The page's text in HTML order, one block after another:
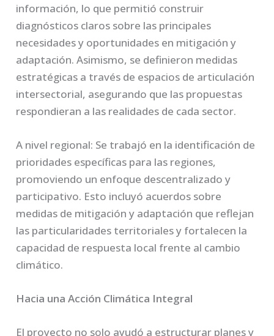
información, lo que permitió construir
diagnósticos claros sobre las principales
necesidades y oportunidades en mitigación y
adaptación. Asimismo, se definieron medidas
estratégicas a través de espacios de articulación
intersectorial, asegurando que las propuestas
respondieran a las realidades de cada sector.
A nivel regional: Se trabajó en la identificación de
prioridades específicas para las regiones,
promoviendo un enfoque descentralizado y
participativo. Esto incluyó acuerdos sobre
medidas de mitigación y adaptación que reflejan
las particularidades territoriales y fortalecen la
capacidad de respuesta local frente al cambio
climático.
Hacia una Acción Climática Integral
El proyecto no solo ayudó a estructurar planes y